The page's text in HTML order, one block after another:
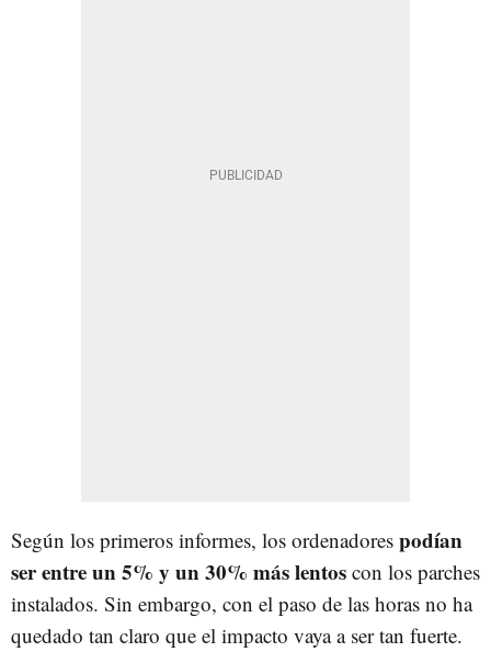
Según los primeros informes, los ordenadores podían
ser entre un 5% y un 30% más lentos con los parches
instalados. Sin embargo, con el paso de las horas no ha
quedado tan claro que el impacto vaya a ser tan fuerte.